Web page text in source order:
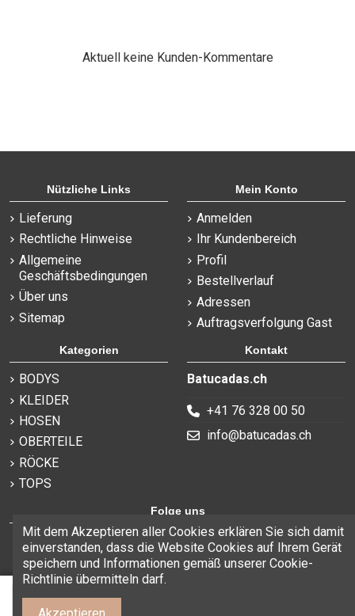
Aktuell keine Kunden-Kommentare
Nützliche Links
Lieferung
Rechtliche Hinweise
Allgemeine
Geschäftsbedingungen
Über uns
Sitemap
Mein Konto
Anmelden
Ihr Kundenbereich
Profil
Bestellverlauf
Adressen
Auftragsverfolgung Gast
Kategorien
BODYS
KLEIDER
HOSEN
OBERTEILE
RÖCKE
TOPS
Kontakt
Batucadas.ch
+41 76 328 00 50
info@batucadas.ch
Folge uns
Mit dem Akzeptieren aller Cookies erklären Sie sich damit
einverstanden, dass die Website Cookies auf Ihrem Gerät
speichern und Informationen gemäß unserer Cookie-
Richtlinie übermitteln darf.